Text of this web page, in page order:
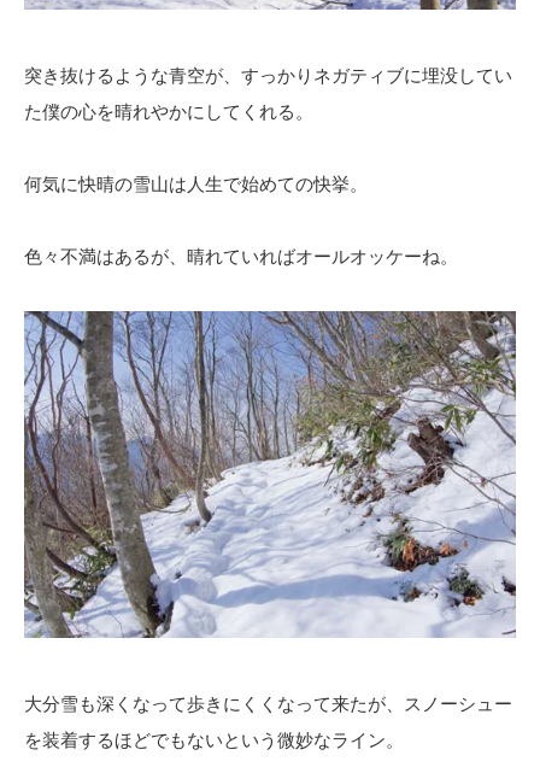
突き抜けるような青空が、すっかりネガティブに埋没してい
た僕の心を晴れやかにしてくれる。
何気に快晴の雪山は人生で始めての快挙。
色々不満はあるが、晴れていればオールオッケーね。
大分雪も深くなって歩きにくくなって来たが、スノーシュー
を装着するほどでもないという微妙なライン。